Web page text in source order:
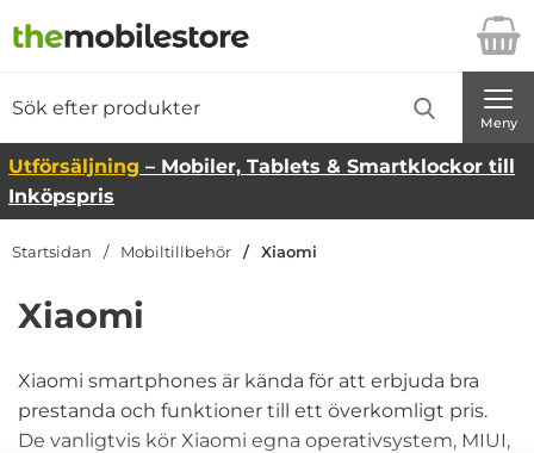
Startsidan för Danira Telecom AB
Meny
Utförsäljning – Mobiler, Tablets & Smartklockor till
Inköpspris
Startsidan Mobiltillbehör Xiaomi
Xiaomi
Xiaomi smartphones är kända för att erbjuda bra
prestanda och funktioner till ett överkomligt pris.
De vanligtvis kör Xiaomi egna operativsystem, MIUI,